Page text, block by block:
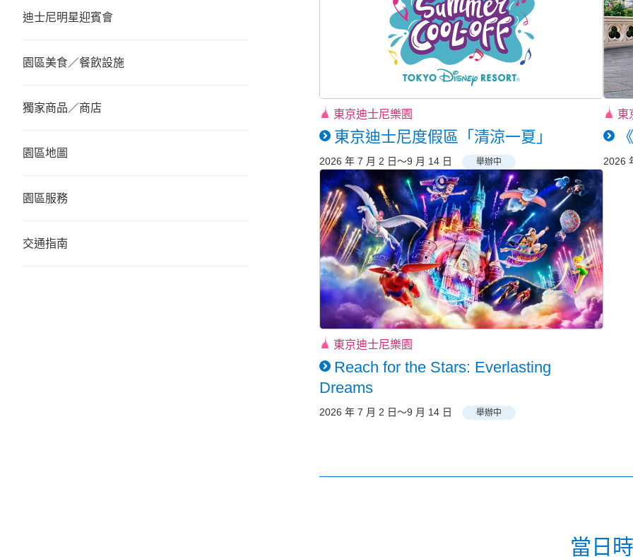
東京迪士尼樂園
東京迪士尼度假區「清涼一夏」
2026 年 7 月 2 日～9 月 14 日 舉辦中
東
2026
東京迪士尼樂園
Reach for the Stars: Everlasting
Dreams
2026 年 7 月 2 日～9 月 14 日 舉辦中
當日
迪士尼明星迎賓會
園區美食／餐飲設施
獨家商品／商店
園區地圖
園區服務
交通指南